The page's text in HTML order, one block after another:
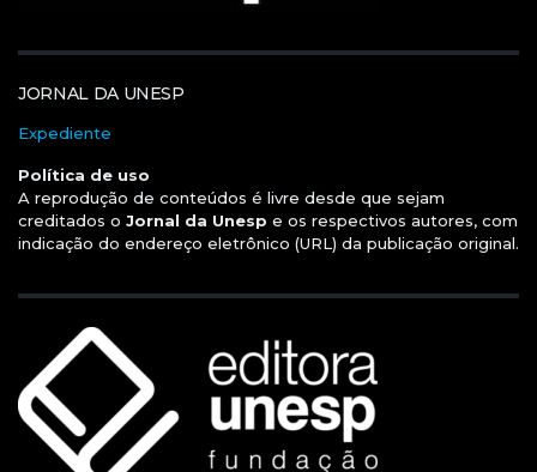
JORNAL DA UNESP
Expediente
Política de uso
A reprodução de conteúdos é livre desde que sejam
creditados o Jornal da Unesp e os respectivos autores, com
indicação do endereço eletrônico (URL) da publicação original.